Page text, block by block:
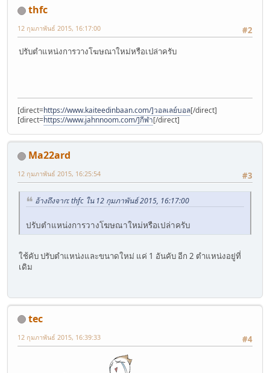
thfc
#2
12 กุมภาพันธ์ 2015, 16:17:00
ปรับตำแหน่งการวางโฆษณาใหม่หรือเปล่าครับ
[direct=https://www.kaiteedinbaan.com/]วอลเลย์บอล[/direct]
[direct=https://www.jahnnoom.com/]กีฬา[/direct]
Ma22ard
#3
12 กุมภาพันธ์ 2015, 16:25:54
อ้างถึงจาก: thfc ใน 12 กุมภาพันธ์ 2015, 16:17:00
ปรับตำแหน่งการวางโฆษณาใหม่หรือเปล่าครับ
ใช้คับ ปรับตำแหน่งและขนาดใหม่ แค่ 1 อันคับ อีก 2 ตำแหน่งอยู่ที่
เดิม
tec
#4
12 กุมภาพันธ์ 2015, 16:39:33